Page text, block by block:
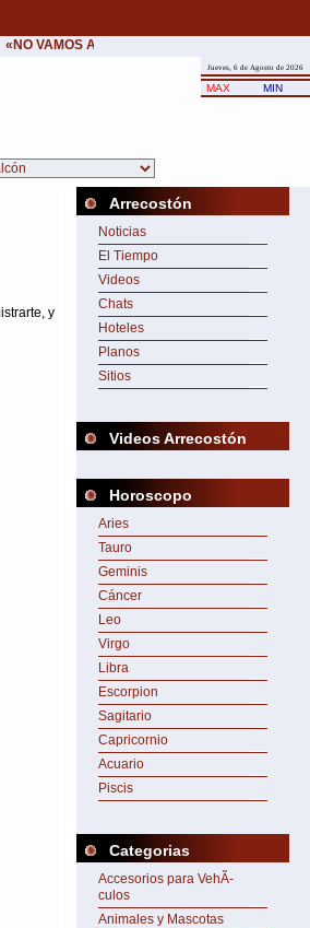
«NO VAMOS A CEDER NUNCA AL CHANTAJE
Jueves, 6 de Agosto de 2026
MAX MIN
y
Arrecostón
Noticias
El Tiempo
Videos
Chats
Hoteles
Planos
Sitios
Videos Arrecostón
Horoscopo
Aries
Tauro
Geminis
Cáncer
Leo
Virgo
Libra
Escorpion
Sagitario
Capricornio
Acuario
Piscis
Categorias
Accesorios para VehÃ­
culos
Animales y Mascotas